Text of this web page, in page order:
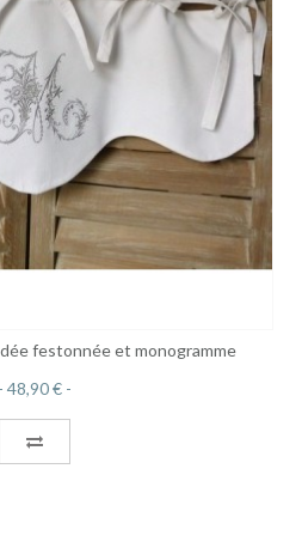
festonnée et monogramme
48,90 €